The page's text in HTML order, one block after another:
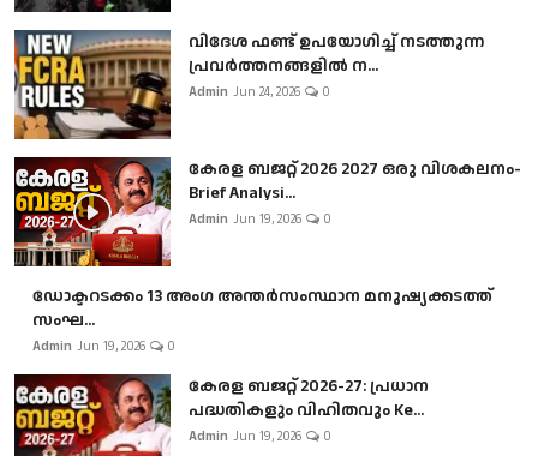
വിദേശ ഫണ്ട് ഉപയോഗിച്ച് നടത്തുന്ന
പ്രവർത്തനങ്ങളിൽ ന...
Admin Jun 24, 2026 0
കേരള ബജറ്റ് 2026 2027 ഒരു വിശകലനം-
Brief Analysi...
Admin Jun 19, 2026 0
ഡോക്ടറടക്കം 13 അംഗ അന്തർസംസ്ഥാന മനുഷ്യക്കടത്ത്
സംഘ...
Admin Jun 19, 2026 0
കേരള ബജറ്റ് 2026-27: പ്രധാന
പദ്ധതികളും വിഹിതവും Ke...
Admin Jun 19, 2026 0